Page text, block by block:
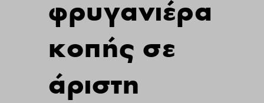
φρυγανιέρα
κοπής σε
άριστη